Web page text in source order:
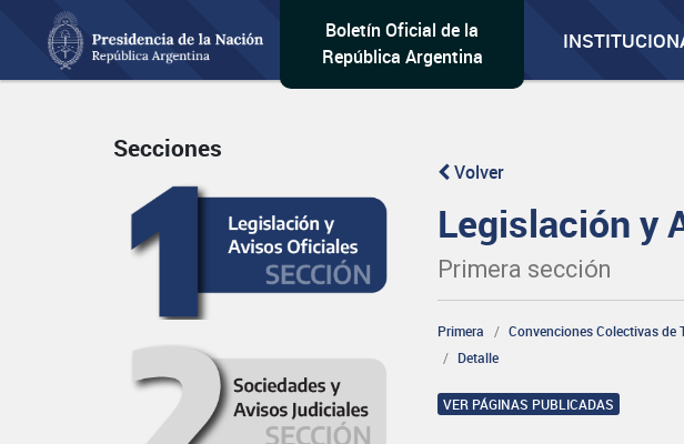
Boletín Oficial de la
República Argentina
Secciones
Volver
Legislación y
Primera sección
Primera
Convenciones Colectivas de
Detalle
VER PÁGINAS PUBLICADAS